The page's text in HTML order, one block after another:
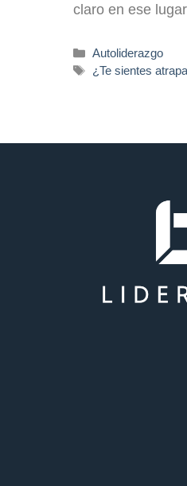
claro en ese
Autoliderazgo
¿Te sientes